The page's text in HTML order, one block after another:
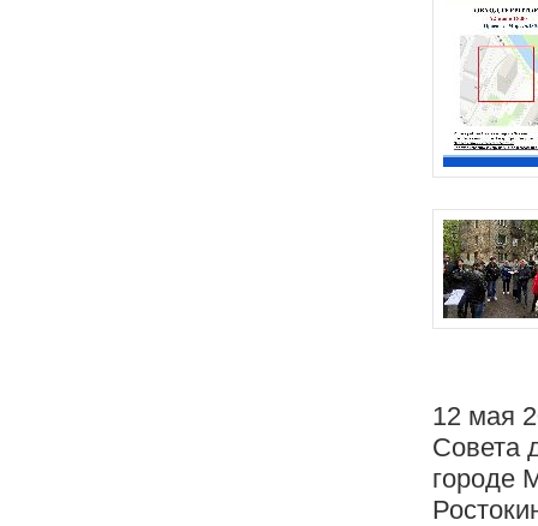
12 мая
Совета
городе